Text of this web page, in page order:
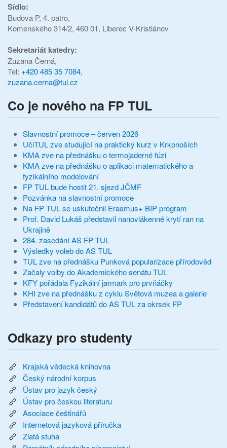
Sídlo:
Budova P, 4. patro,
Komenského 314/2, 460 01, Liberec V-Kristiánov
Sekretariát katedry:
Zuzana Černá,
Tel: +420 485 35 7084,
zuzana.cerna@tul.cz
Co je nového na FP TUL
Slavnostní promoce – červen 2026
UčiTUL zve studující na praktický kurz v Krkonoších
KMA zve na přednášku o termojaderné fúzi
KMA zve na přednášku o aplikaci matematického a
fyzikálního modelování
FP TUL bude hostit 21. sjezd JČMF
Pozvánka na slavnostní promoce
Na FP TUL se uskutečnil Erasmus+ BIP program
Prof. David Lukáš představil nanovlákenné krytí ran na
Ukrajině
284. zasedání AS FP TUL
Výsledky voleb do AS TUL
TUL zve na přednášku Punková popularizace přírodověd
Začaly volby do Akademického senátu TUL
KFY pořádala Fyzikální jarmark pro prvňáčky
KHI zve na přednášku z cyklu Světová muzea a galerie
Představení kandidátů do AS TUL za okrsek FP
Odkazy pro studenty
Krajská vědecká knihovna
Český národní korpus
Ústav pro jazyk český
Ústav pro českou literaturu
Asociace češtinářů
Internetová jazyková příručka
Zlatá stuha